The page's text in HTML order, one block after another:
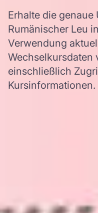
Erhalte die genaue
Rumänischer Leu
Verwendung
Wechselkursdaten
einschließlich
Kursinformationen.